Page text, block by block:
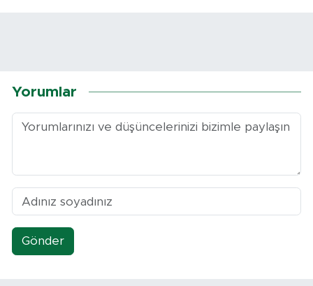
Yorumlar
Gönder